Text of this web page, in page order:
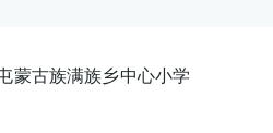
屯蒙古族满族乡中心小学